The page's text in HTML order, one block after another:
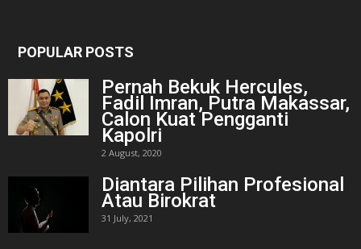
POPULAR POSTS
Pernah Bekuk Hercules,
Fadil Imran, Putra Makassar,
Calon Kuat Pengganti
Kapolri
2 August, 2020
Diantara Pilihan Profesional
Atau Birokrat
31 July, 2021